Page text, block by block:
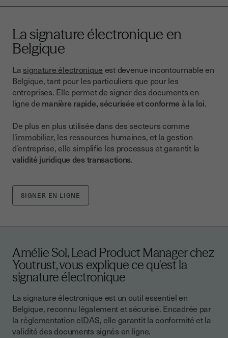
La signature électronique en
Belgique
La signature électronique est devenue incontournable en
Belgique, tant pour les particuliers que pour les
entreprises. Elle permet de signer des documents en
ligne de manière rapide, sécurisée et conforme à la loi.
De plus en plus utilisée dans des secteurs comme
l'immobilier, les ressources humaines, et la gestion
d’entreprise, elle simplifie les processus et garantit la
validité juridique des transactions.
Amélie Sol, Lead Product Manager chez
Youtrust, vous explique ce qu'est la
signature électronique
La signature électronique est un outil essentiel en
Belgique, reconnu légalement et sécurisé. Encadrée par
la réglementation eIDAS, elle garantit la conformité et la
validité des documents signés en ligne.